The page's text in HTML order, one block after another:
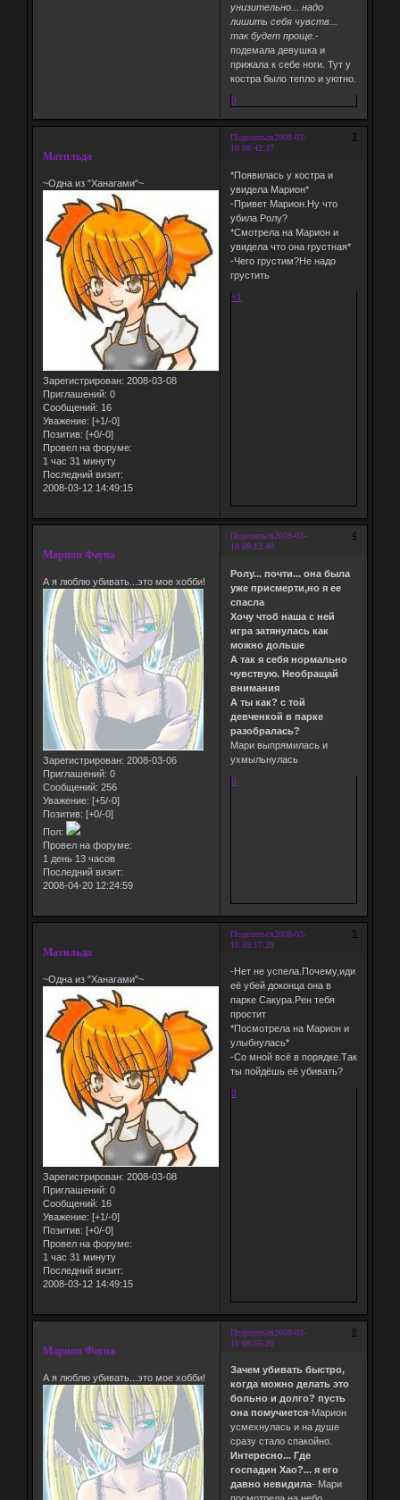
унизительно... надо
лишить себя чувств...
так будет проще. -
подемала девушка и
прижала к себе ноги. Тут у
костра было тепло и уютно.
0
Поделиться 3
2008-03-
10 08:42:37
Матильда
~Одна из "Ханагами"~
Зарегистрирован: 2008-03-08
Приглашений: 0
Сообщений: 16
Уважение: [+1/-0]
Позитив: [+0/-0]
Провел на форуме:
1 час 31 минуту
Последний визит:
2008-03-12 14:49:15
*Появилась у костра и
увидела Марион*
-Привет Марион.Ну что
убила Ролу?
*Смотрела на Марион и
увидела что она грустная*
-Чего грустим?Не надо
грустить
+1
Поделиться 4
2008-03-
10 09:12:40
Марион Фауна
А я люблю убивать...это мое хобби!
Зарегистрирован: 2008-03-06
Приглашений: 0
Сообщений: 256
Уважение: [+5/-0]
Позитив: [+0/-0]
Пол:
Провел на форуме:
1 день 13 часов
Последний визит:
2008-04-20 12:24:59
Ролу... почти... она была
уже присмерти,но я ее
спасла
Хочу чтоб наша с ней
игра затянулась как
можно дольше
А так я себя нормально
чувствую. Необращай
внимания
А ты как? с той
девченкой в парке
разобралась?
Мари выпрямилась и
ухмыльнулась
0
Поделиться 5
2008-03-
10 09:17:29
Матильда
~Одна из "Ханагами"~
Зарегистрирован: 2008-03-08
Приглашений: 0
Сообщений: 16
Уважение: [+1/-0]
Позитив: [+0/-0]
Провел на форуме:
1 час 31 минуту
Последний визит:
2008-03-12 14:49:15
-Нет не успела.Почему,иди
её убей доконца она в
парке Сакура.Рен тебя
простит
*Посмотрела на Марион и
улыбнулась*
-Со мной всё в порядке.Так
ты пойдёшь её убивать?
0
Поделиться 6
2008-03-
10 09:55:20
Марион Фауна
А я люблю убивать...это мое хобби!
Зачем убивать быстро,
когда можно делать это
больно и долго? пусть
она помучиется-Марион
усмехнулась и на душе
сразу стало спакойно.
Интересно... Где
госпадин Хао?... я его
давно невидила- Мари